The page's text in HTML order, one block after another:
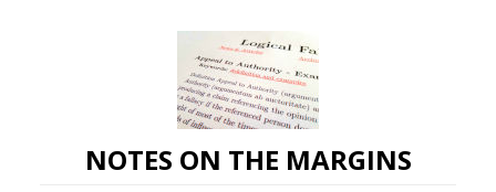
NOTES ON THE MARGINS